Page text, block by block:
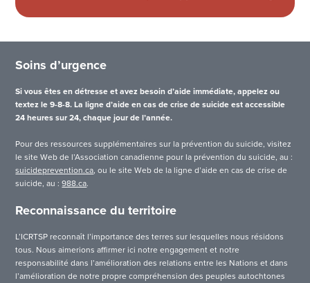
Soins d’urgence
Si vous êtes en détresse et avez besoin d’aide immédiate, appelez ou
textez le 9-8-8. La ligne d’aide en cas de crise de suicide est accessible
24 heures sur 24, chaque jour de l’année.
Pour des ressources supplémentaires sur la prévention du suicide, visitez
le site Web de l’Association canadienne pour la prévention du suicide, au :
suicideprevention.ca , ou le site Web de la ligne d’aide en cas de crise de
suicide, au :988.ca.
Reconnaissance du territoire
L’ICRTSP reconnaît l’importance des terres sur lesquelles nous résidons
tous. Nous aimerions affirmer ici notre engagement et notre
responsabilité dans l’amélioration des relations entre les Nations et dans
l’amélioration de notre propre compréhension des peuples autochtones